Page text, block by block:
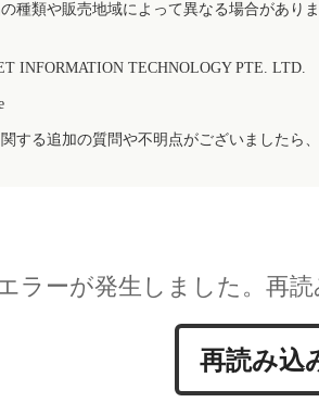
種類や販売地域によって異なる場合があ
INFORMATION TECHNOLOGY PTE. LTD.
する追加の質問や不明点がございました
ラーが発生しました。再
再読み込